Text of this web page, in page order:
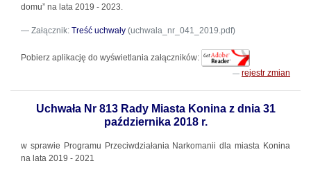
domu” na lata 2019 - 2023.
Załącznik: Treść uchwały (uchwala_nr_041_2019.pdf)
Pobierz aplikację do wyświetlania załączników:
rejestr zmian
Uchwała Nr 813 Rady Miasta Konina z dnia 31
października 2018 r.
w sprawie Programu Przeciwdziałania Narkomanii dla miasta Konina
na lata 2019 - 2021